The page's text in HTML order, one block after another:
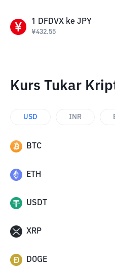
1 DFDVX ke JPY
¥432.55
Kurs Tukar
USD INR
BTC
ETH
USDT
XRP
DOGE